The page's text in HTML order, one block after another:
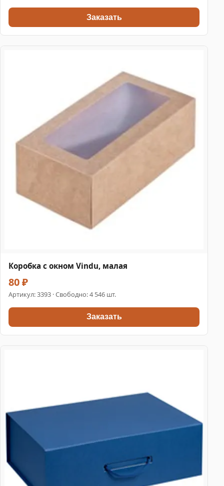
Заказать
Коробка с окном Vindu, малая
80 ₽
Артикул:3393 · Свободно: 4 546 шт.
Заказать